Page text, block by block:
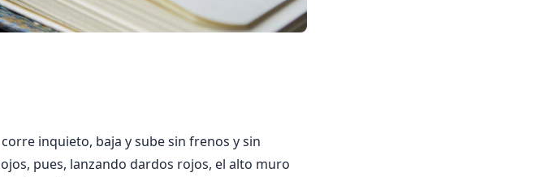
inquieto, baja y sube sin frenos y sin
pues, lanzando dardos rojos, el alto muro